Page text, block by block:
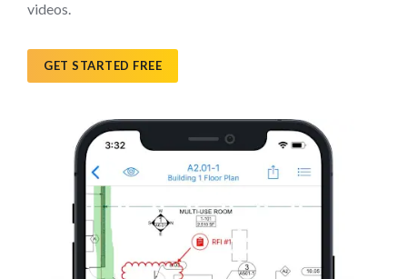
videos.
GET STARTED FREE